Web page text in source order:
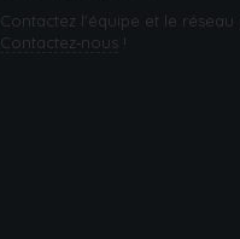
Contactez l'équipe et le réseau
Contactez‑nous!